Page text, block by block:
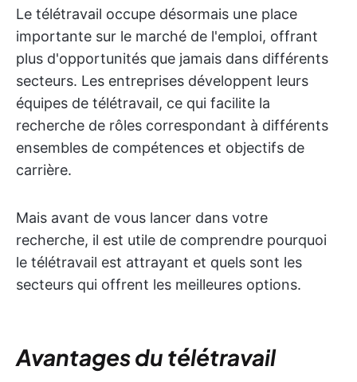
Le télétravail occupe désormais une place
importante sur le marché de l'emploi, offrant
plus d'opportunités que jamais dans différents
secteurs. Les entreprises développent leurs
équipes de télétravail, ce qui facilite la
recherche de rôles correspondant à différents
ensembles de compétences et objectifs de
carrière.
Mais avant de vous lancer dans votre
recherche, il est utile de comprendre pourquoi
le télétravail est attrayant et quels sont les
secteurs qui offrent les meilleures options.
Avantages du télétravail